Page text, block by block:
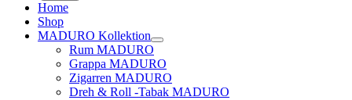
Home
Shop
MADURO Kollektion
Rum MADURO
Grappa MADURO
Zigarren MADURO
Dreh & Roll -Tabak MADURO